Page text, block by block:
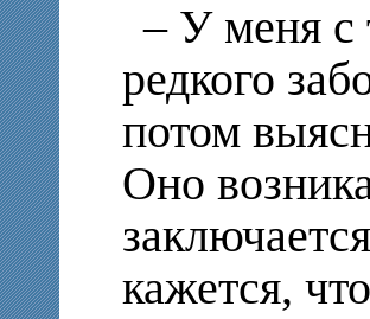
– У меня с
редкого
потом
Оно
кажется,